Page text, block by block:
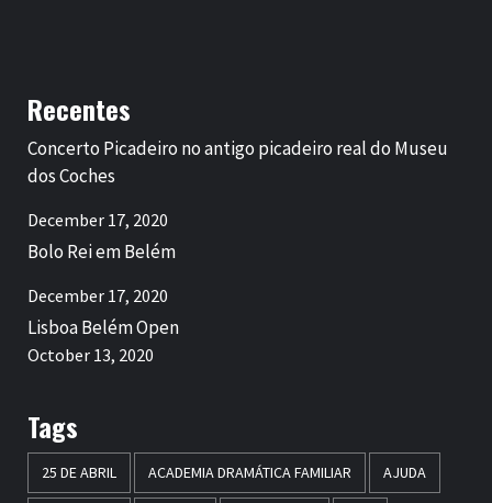
Recentes
Concerto Picadeiro no antigo picadeiro real do Museu
dos Coches
December 17, 2020
Bolo Rei em Belém
December 17, 2020
Lisboa Belém Open
October 13, 2020
Tags
25 DE ABRIL ACADEMIA DRAMÁTICA FAMILIAR AJUDA